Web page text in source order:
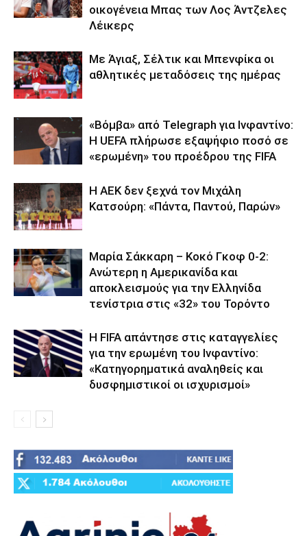
οικογένεια Μπας των Λος Άντζελες
Λέικερς
Με Άγιαξ, Σέλτικ και Μπενφίκα οι
αθλητικές μεταδόσεις της ημέρας
«Βόμβα» από Telegraph για Ινφαντίνο:
Η UEFA πλήρωσε εξαψήφιο ποσό σε
«ερωμένη» του προέδρου της FIFA
Η ΑΕΚ δεν ξεχνά τον Μιχάλη
Κατσούρη: «Πάντα, Παντού, Παρών»
Μαρία Σάκκαρη – Κοκό Γκοφ 0-2:
Ανώτερη η Αμερικανίδα και
αποκλεισμούς για την Ελληνίδα
τενίστρια στις «32» του Τορόντο
Η FIFA απάντησε στις καταγγελίες
για την ερωμένη του Ινφαντίνο:
«Κατηγορηματικά αναληθείς και
δυσφημιστικοί οι ισχυρισμοί»